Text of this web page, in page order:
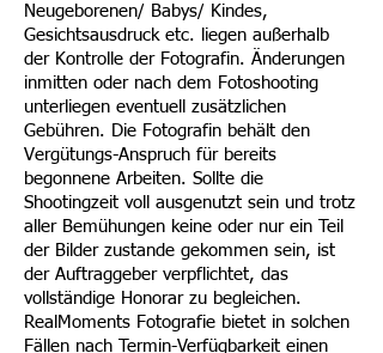
Neugeborenen/ Babys/ Kindes,
Gesichtsausdruck etc. liegen außerhalb
der Kontrolle der Fotografin. Änderungen
inmitten oder nach dem Fotoshooting
unterliegen eventuell zusätzlichen
Gebühren. Die Fotografin behält den
Vergütungs-Anspruch für bereits
begonnene Arbeiten. Sollte die
Shootingzeit voll ausgenutzt sein und trotz
aller Bemühungen keine oder nur ein Teil
der Bilder zustande gekommen sein, ist
der Auftraggeber verpflichtet, das
vollständige Honorar zu begleichen.
RealMoments Fotografie bietet in solchen
Fällen nach Termin-Verfügbarkeit einen